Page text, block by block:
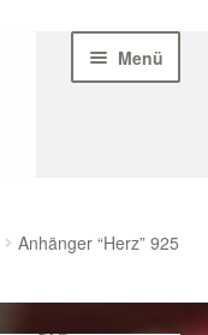
Menü
Anhänger “Herz” 925